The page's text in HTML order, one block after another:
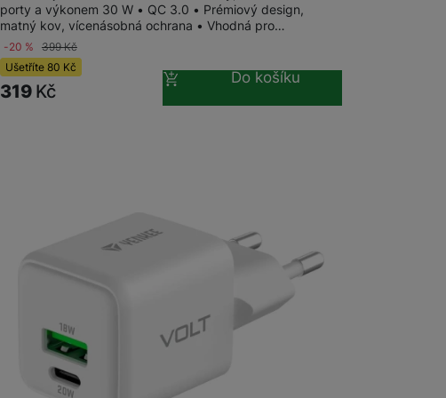
Držáky pro televize
Rámečky pro Frame TV
Audio-video kabely
Multimédia
porty a výkonem 30 W • QC 3.0 • Prémiový design,
matný kov, vícenásobná ochrana • Vhodná pro…
-20 % 399Kč
Ušetříte 80 Kč
319 Kč
Do košíku